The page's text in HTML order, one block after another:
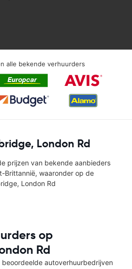
alle bekende verhuurders
London Rd
prijzen van bekende aanbieders
Brittannië, waaronder op de
London Rd
op
Rd
autoverhuurbedrijven